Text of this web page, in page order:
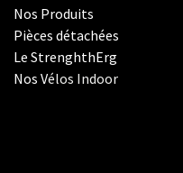
Nos Produits
Pièces détachées
Le StrenghthErg
Nos Vélos Indoor